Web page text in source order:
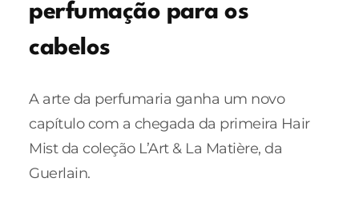
perfumação para os
cabelos
A arte da perfumaria ganha um novo
capítulo com a chegada da primeira Hair
Mist da coleção L’Art & La Matière, da
Guerlain.